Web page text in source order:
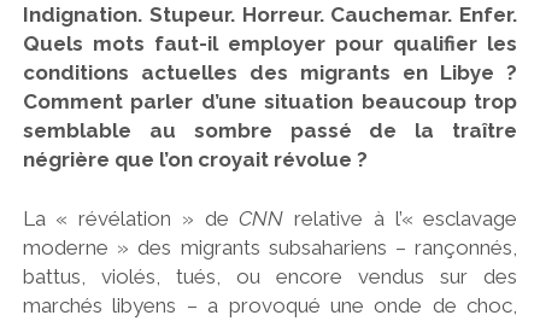
Indignation. Stupeur. Horreur. Cauchemar. Enfer.
Quels mots faut-il employer pour qualifier les
conditions actuelles des migrants en Libye ?
Comment parler d’une situation beaucoup trop
semblable au sombre passé de la traître
négrière que l’on croyait révolue ?
La « révélation » deCNN relative à l’« esclavage
moderne » des migrants subsahariens – rançonnés,
battus, violés, tués, ou encore vendus sur des
marchés libyens – a provoqué une onde de choc,